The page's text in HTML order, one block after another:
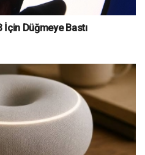
Düğmeye Bastı